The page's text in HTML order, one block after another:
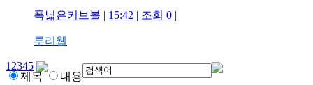
폭넓은커브볼 | 15:42 | 조회 0 |
루리웹
1 2345
제목
내용